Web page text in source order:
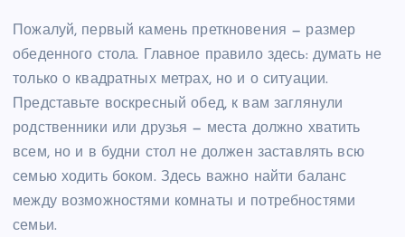
Пожалуй, первый камень преткновения — размер
обеденного стола. Главное правило здесь: думать не
только о квадратных метрах, но и о ситуации.
Представьте воскресный обед, к вам заглянули
родственники или друзья — места должно хватить
всем, но и в будни стол не должен заставлять всю
семью ходить боком. Здесь важно найти баланс
между возможностями комнаты и потребностями
семьи.